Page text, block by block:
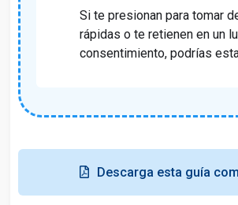
Si te presionan para tomar
rápidas o te retienen en un
consentimiento, podrías
Descarga esta guía